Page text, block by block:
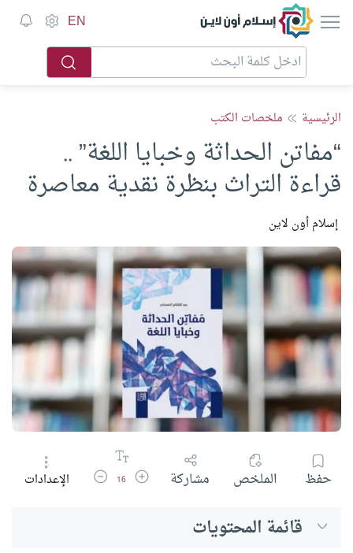
إسلام أون لاين EN
الرئيسية ملخصات الكتب
“مفاتن الحداثة وخبايا اللغة” ..
قراءة التراث بنظرة نقدية معاصرة
إسلام أون لاين
حفظ الملخص مشاركة زيادة حجم الخط
16 تقليل حجم الخط
الإعدادات
قائمة المحتويات